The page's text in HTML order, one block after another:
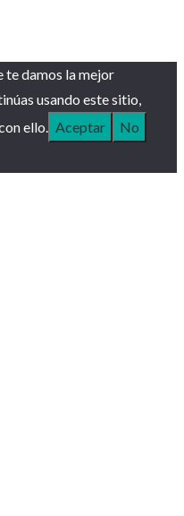
te damos la mejor
usando este sitio,
ello. Aceptar
No